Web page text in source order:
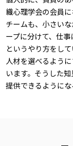
織心理学会の会員
チームも、小さい
ープに分けて、仕
というやり方をし
人材を選べるよう
います。そうした
提供できるようにな